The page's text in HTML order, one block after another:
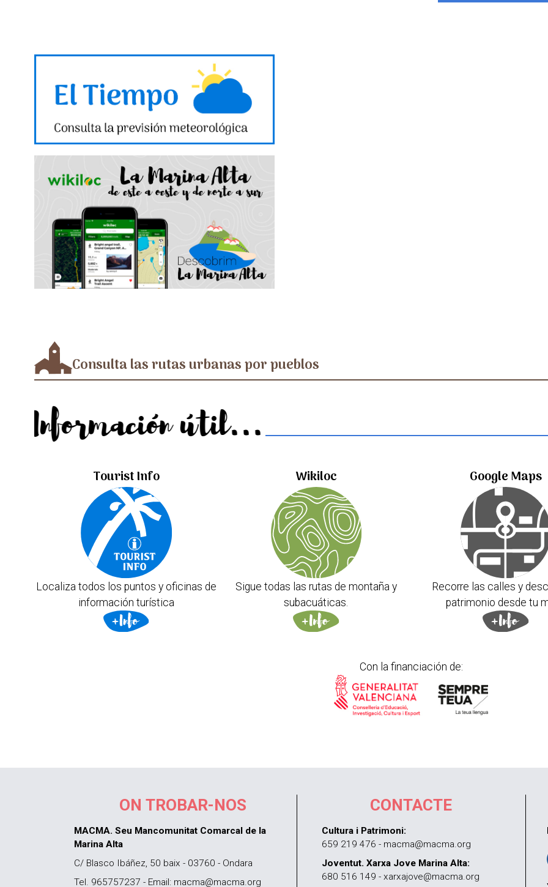
Consulta las rutas urbanas por pueblos
Información útil...
Tourist Info
Localiza todos los puntos y oficinas de
información turística
Wikiloc
Sigue todas las rutas de montaña y
subacuáticas.
Google Maps
Recorre las calles y
patrimonio desde tu
Con la financiación de:
ON TROBAR-NOS
MACMA. Seu Mancomunitat Comarcal de la
Marina Alta
C/ Blasco Ibáñez, 50 baix - 03760 - Ondara
Tel. 965757237 - Email: macma@macma.org
CONTACTE
Cultura i Patrimoni:
659 219 476 - macma@macma.org
Joventut. Xarxa Jove Marina Alta:
680 516 149 - xarxajove@macma.org